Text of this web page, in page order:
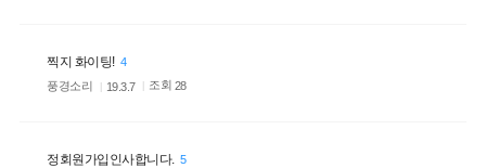
찍지 화이팅! 4
풍경소리
19.3.7 조회 28
정회원가입인사합니다. 5